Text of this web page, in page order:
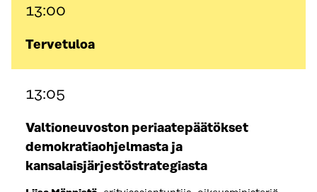
13:00
Tervetuloa
13:05
Valtioneuvoston periaatepäätökset
demokratiaohjelmasta ja
kansalaisjärjestöstrategiasta